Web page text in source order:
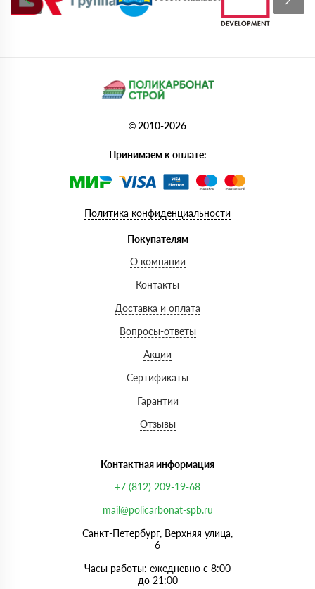
© 2010-2026
Принимаем к оплате:
Политика конфиденциальности
Покупателям
О компании
Контакты
Доставка и оплата
Вопросы-ответы
Акции
Сертификаты
Гарантии
Отзывы
Контактная информация
+7 (812) 209-19-68
mail@policarbonat-spb.ru
Санкт-Петербург, Верхняя улица,
6
Часы работы: ежедневно с 8:00
до 21:00